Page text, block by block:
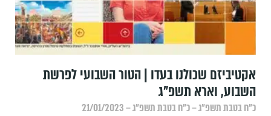
אקטיביזם שכולנו בעדו | הטור השבועי לפרשת
השבוע, וארא תשפ"ג
כ״ח בטבת תשפ״ג – כ״ח בטבת תשפ״ג – 21/01/2023